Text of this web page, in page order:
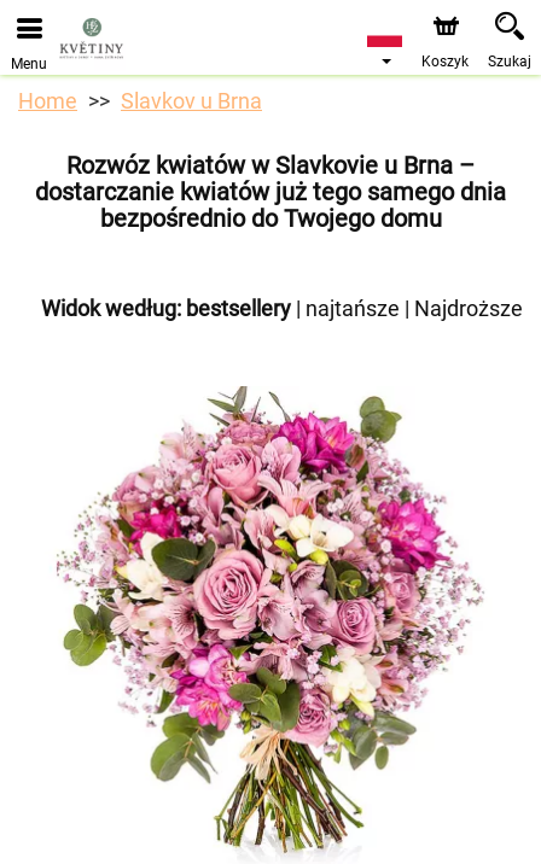
Przyjmujemy zamówienia za pośrednictwem naszego
sklepu internetowego. Najbliższy możliwy termin dostawy
to 10.08.2026 z powodu urlopu.
Menu Koszyk Szukaj
Home Slavkov u Brna
Rozwóz kwiatów w Slavkovie u Brna –
dostarczanie kwiatów już tego samego dnia
bezpośrednio do Twojego domu
Widok według: bestsellery | najtańsze | Najdroższe